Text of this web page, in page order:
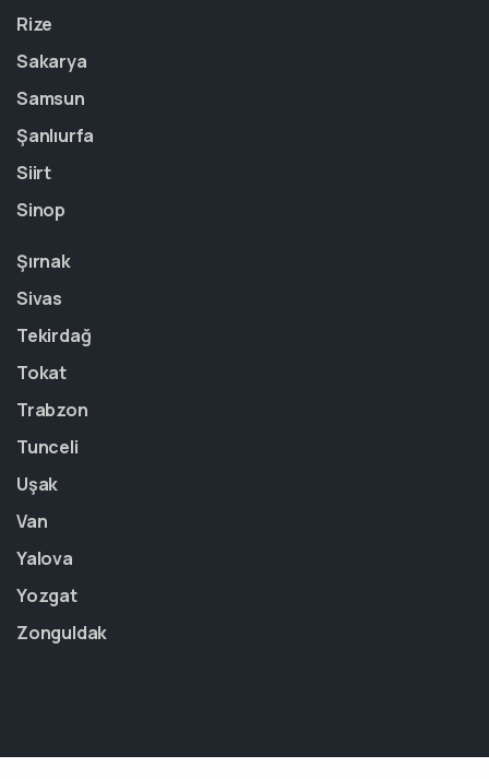
Rize
Sakarya
Samsun
Şanlıurfa
Siirt
Sinop
Şırnak
Sivas
Tekirdağ
Tokat
Trabzon
Tunceli
Uşak
Van
Yalova
Yozgat
Zonguldak